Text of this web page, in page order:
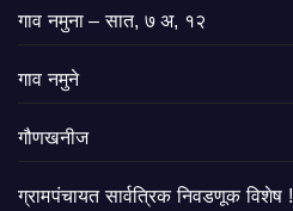
गाव नमुना – सात, ७ अ, १२
गाव नमुने
गौणखनीज
ग्रामपंचायत सार्वत्रिक निवडणूक विशेष !